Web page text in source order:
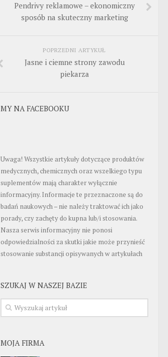
Pendrivy reklamowe – ekonomiczny
sposób na skuteczny marketing
POPRZEDNI ARTYKUŁ
Jasne i ciemne strony zawodu
piekarza
MY NA FACEBOOKU
Uwaga! Wszystkie artykuły dotyczące produktów
medycznych, chemicznych oraz wszelkiego typu
suplementów mają charakter wyłącznie
informacyjny. Informacje te przeznaczone są do
badań naukowych – nie należy traktować ich jako
porady, czy zachęty do kupna lub/i stosowania.
Nasza serwis informacyjny nie ponosi
odpowiedzialności za skutki jakie może przynieść
stosowanie substancji opisywanych w artykułach
SZUKAJ W NASZEJ BAZIE
MOJA FIRMA